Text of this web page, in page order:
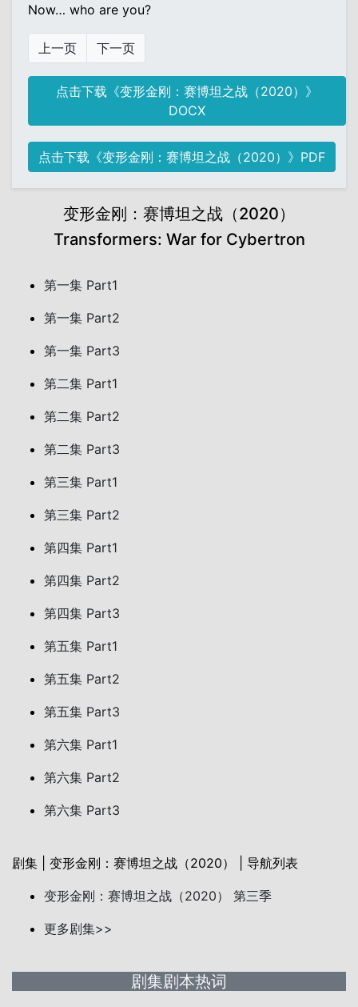
Now… who are you?
上一页 下一页
点击下载《变形金刚：赛博坦之战（2020）》
DOCX
点击下载《变形金刚：赛博坦之战（2020）》PDF
变形金刚：赛博坦之战（2020）
Transformers: War for Cybertron
第一集 Part1
第一集 Part2
第一集 Part3
第二集 Part1
第二集 Part2
第二集 Part3
第三集 Part1
第三集 Part2
第四集 Part1
第四集 Part2
第四集 Part3
第五集 Part1
第五集 Part2
第五集 Part3
第六集 Part1
第六集 Part2
第六集 Part3
剧集 | 变形金刚：赛博坦之战（2020） | 导航列表
变形金刚：赛博坦之战（2020） 第三季
更多剧集>>
剧集剧本热词